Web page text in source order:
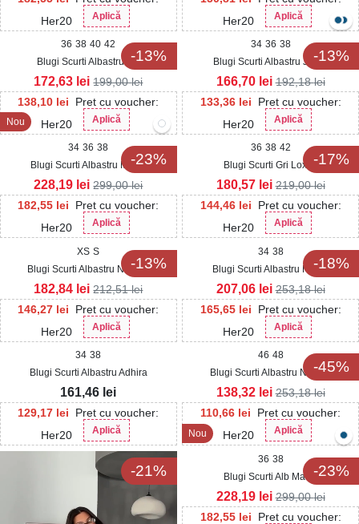
Her20
Aplică
Her20
Aplică
-13%
36 38 40 42
Blugi Scurti Albastru Irie
138,10 lei
Pret cu voucher:
Her20
Aplică
172,63 lei 199,00lei
-13%
34 36 38
Blugi Scurti Albastru Josya
133,36 lei
Pret cu voucher:
Her20
Aplică
166,70 lei 192,18lei
Nou
-23%
34 36 38
Blugi Scurti Albastru Mariki
182,55 lei
Pret cu voucher:
Her20
Aplică
228,19 lei 299,00lei
-17%
36 38 42
Blugi Scurti Gri Loxlie
144,46 lei
Pret cu voucher:
Her20
Aplică
180,57 lei 219,00lei
-13%
XS S
Blugi Scurti Albastru Nayara
146,27 lei
Pret cu voucher:
Her20
Aplică
182,84 lei 212,51lei
-18%
34 38
Blugi Scurti Albastru Nurya
165,65 lei
Pret cu voucher:
Her20
Aplică
207,06 lei 253,18lei
34 38
Blugi Scurti Albastru Adhira
129,17 lei
Pret cu voucher:
Her20
Aplică
161,46 lei
-45%
46 48
Blugi Scurti Albastru Nanaki
110,66 lei
Pret cu voucher:
Her20
Aplică
138,32 lei 253,18lei
-21%
Nou
-23%
36 38
Blugi Scurti Alb Mariki
182,55 lei
Pret cu voucher:
228,19 lei 299,00lei